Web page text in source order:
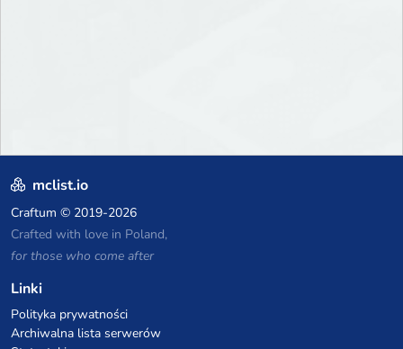
mclist.io
Craftum © 2019-2026
Crafted with love in Poland,
for those who come after
Linki
Polityka prywatności
Archiwalna lista serwerów